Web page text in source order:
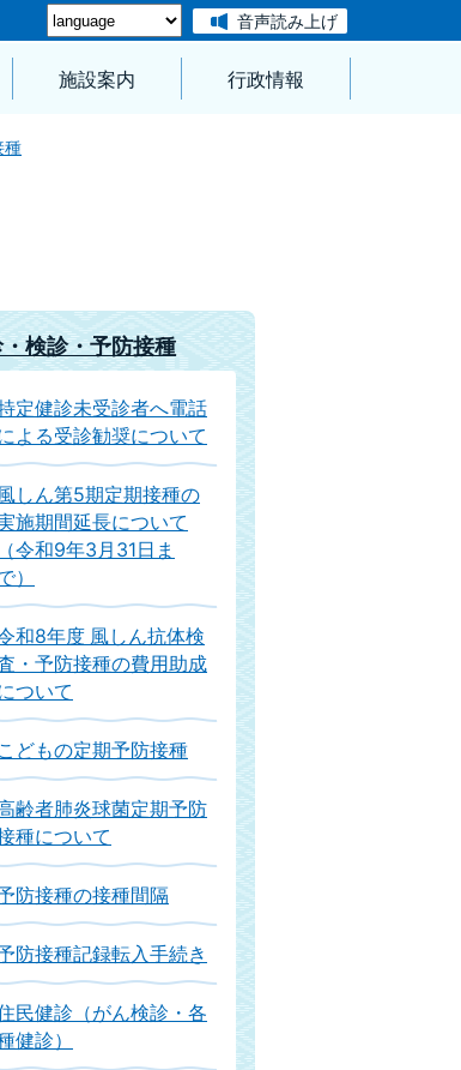
音声読み上げ
施設案内 行政情報
種
検診・予防接種
定健診未受診者へ電話
よる受診勧奨について
しん第5期定期接種の
施期間延長について
（令和9年3月31日ま
）
和8年度 風しん抗体検
・予防接種の費用助成
ついて
こどもの定期予防接種
齢者肺炎球菌定期予防
種について
防接種の接種間隔
防接種記録転入手続き
民健診（がん検診・各
健診）